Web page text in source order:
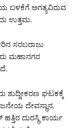
ಬಳಕೆಗೆ ಅಗತ್ಯವಿರುವ
ಉತ್ತಮ.
ಸರಬರಾಜು
ಮಹಾನಗರ
ಘಟಕಕ್ಕೆ
ದೇವಸ್ಥಾನ,
ದುರಸ್ಥಿ ಕಾರ್ಯ